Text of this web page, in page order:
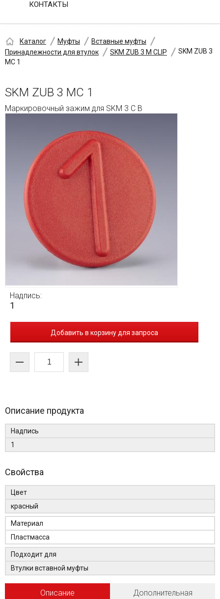
КОНТАКТЫ
Каталог Муфты
Вставные муфты
Принадлежности для втулок
SKM ZUB 3 M CLIP
SKM ZUB 3
MC 1
SKM ZUB 3 MC 1
Маркировочный зажим для SKM 3 C B
Надпись:
1
Добавить в корзину для запроса
Описание продукта
Надпись
1
Свойства
Цвет
красный
Материал
Пластмасса
Подходит для
Втулки вставной муфты
Описание
Дополнительная